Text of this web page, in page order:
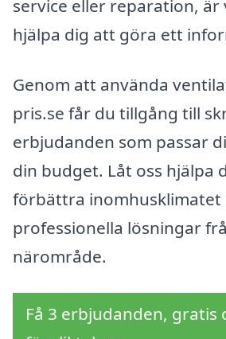
service eller reparation,
hjälpa dig att göra ett
Genom att använda
pris.se får du tillgång till
erbjudanden som passar
din budget. Låt oss hjälpa
förbättra inomhusklimatet
professionella lösningar
närområde.
Få 3 erbjudanden, gratis